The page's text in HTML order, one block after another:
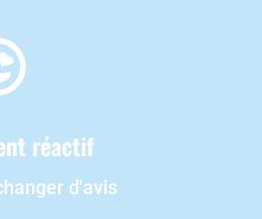
réactif
d'avis